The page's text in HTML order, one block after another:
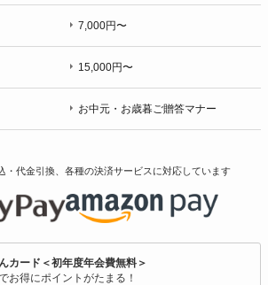
7,000円〜
15,000円〜
お中元・お歳暮ご贈答マナー
・代金引換、各種の決済サービスに対応しています
カード＜初年度年会費無料＞
お得にポイントがたまる！